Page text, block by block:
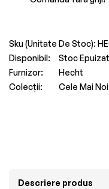
Sku (Unitate De Stoc):
Disponibil:
Stoc Epuizat
Furnizor:
Hecht
Colecții:
Cele Mai Noi
Descriere produs